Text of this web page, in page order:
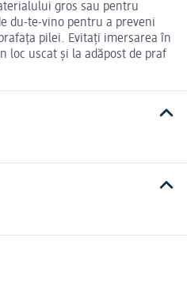
gros sau pentru
du-te-vino pentru a preveni
pilei. Evitați imersarea în
loc uscat și la adăpost de praf